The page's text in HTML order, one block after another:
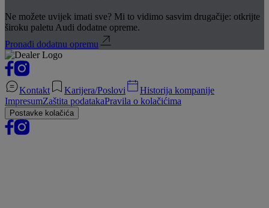
Ne možete uvijek imati sve? Mi to vidimo sasvim drugačije: otkrijte
široku paletu Audi dodatne opreme.
Pronađi dodatnu opremu
Kontakt Karijera/Poslovi
Historija kompanije
ImpresumZaštita podatakaPravila o kolačićima
Postavke kolačića